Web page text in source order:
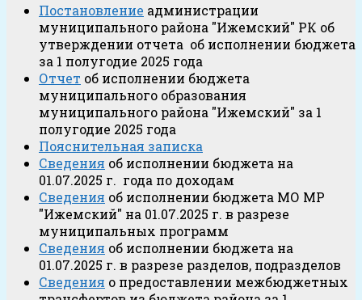
Постановление администрации
муниципального района "Ижемский" РК об
утверждении отчета об исполнении бюджета
за 1 полугодие 2025 года
Отчет об исполнении бюджета
муниципального образования
муниципального района "Ижемский" за 1
полугодие 2025 года
Пояснительная записка
Сведения об исполнении бюджета на
01.07.2025 г. года по доходам
Сведения об исполнении бюджета МО МР
"Ижемский" на 01.07.2025 г. в разрезе
муниципальных программ
Сведения об исполнении бюджета на
01.07.2025 г. в разрезе разделов, подразделов
Сведения о предоставлении межбюджетных